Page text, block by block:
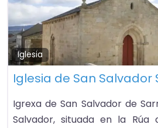
Iglesia
Iglesia de San Salvador
Igrexa de San Salvador de
Salvador, situada en la Rúa